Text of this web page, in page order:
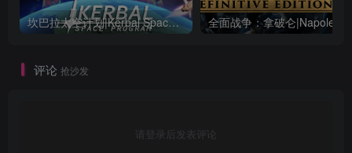
坎巴拉太空计划|Kerbal Space Program|1.12.5.3190|整合全DLC
评论 抢沙发
请登录后发表评论